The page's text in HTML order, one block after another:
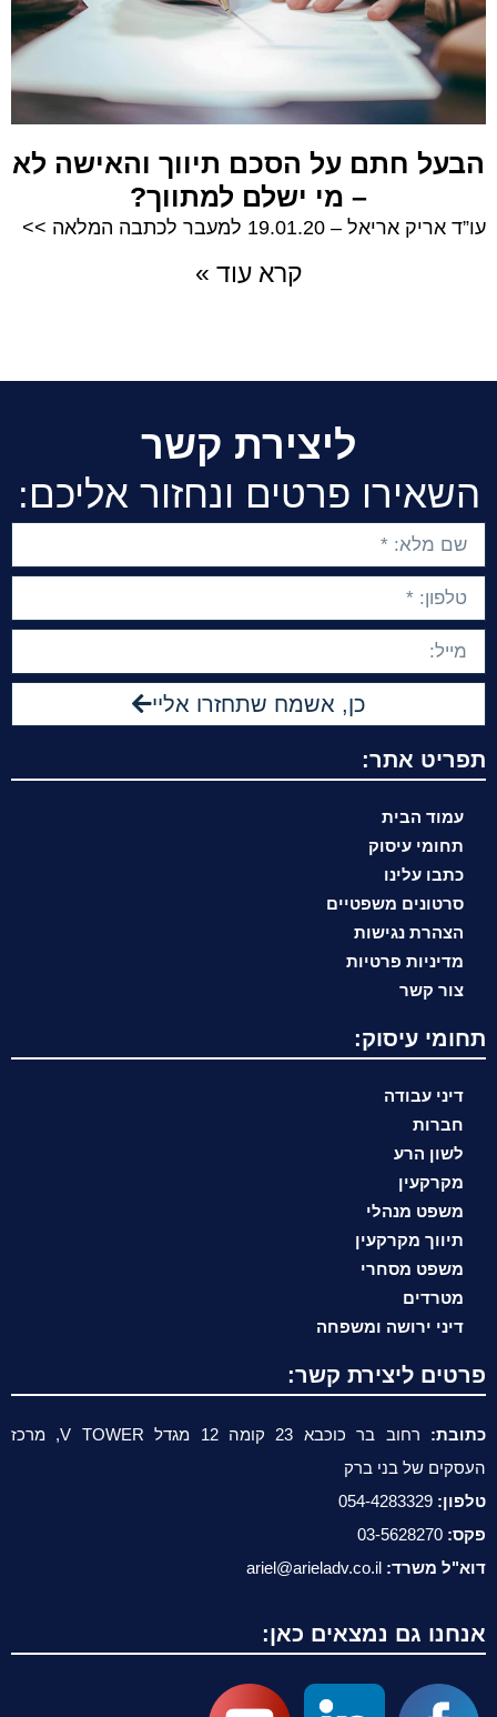
הבעל חתם על הסכם תיווך והאישה לא
– מי ישלם למתווך?
עו”ד אריק אריאל – 19.01.20 למעבר לכתבה המלאה >>
קרא עוד »
ליצירת קשר
השאירו פרטים ונחזור אליכם:
כן, אשמח שתחזרו אליי
תפריט אתר:
עמוד הבית
תחומי עיסוק
כתבו עלינו
סרטונים משפטיים
הצהרת נגישות
מדיניות פרטיות
צור קשר
תחומי עיסוק:
דיני עבודה
חברות
לשון הרע
מקרקעין
משפט מנהלי
תיווך מקרקעין
משפט מסחרי
מטרדים
דיני ירושה ומשפחה
פרטים ליצירת קשר:
כתובת:
רחוב בר כוכבא 23 קומה 12 מגדל V TOWER, מרכז
העסקים של בני ברק
טלפון: 054-4283329
פקס: 03-5628270
דוא"ל משרד: ariel@arieladv.co.il
אנחנו גם נמצאים כאן: